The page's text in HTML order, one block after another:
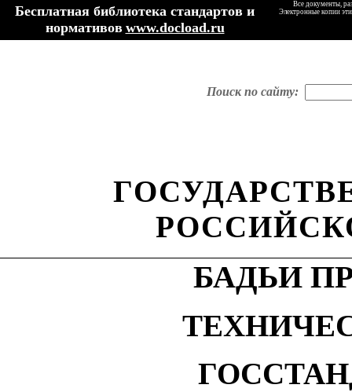
Бесплатная библиотека стандартов и
нормативов www.docload.ru
Все документы,
Электронные копии
Поиск по сайту:
БАДЬИ